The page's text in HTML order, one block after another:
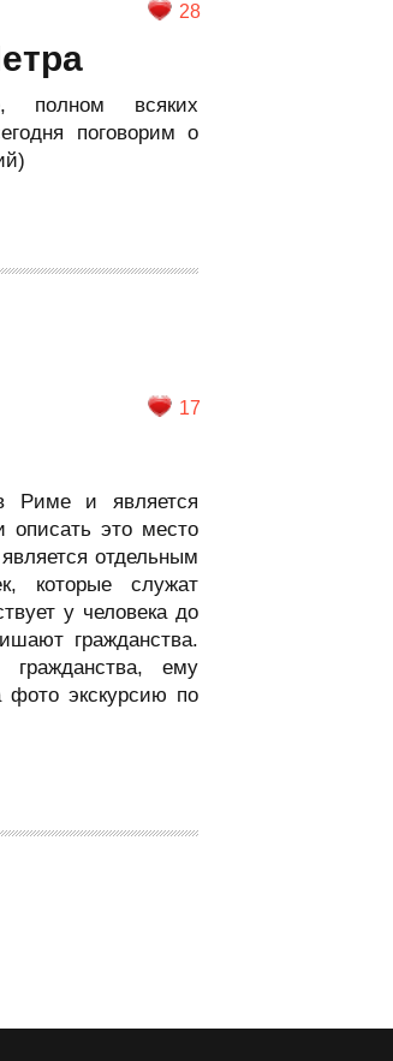
28
полном всяких
поговорим о
17
Риме и является
описать это место
отдельным
которые служат
у человека до
гражданства.
ему
фото экскурсию по